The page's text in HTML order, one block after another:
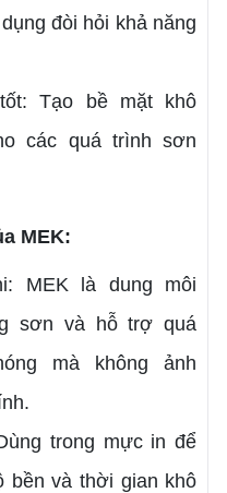
đòi hỏi khả năng
Tạo bề mặt khô
các quá trình sơn
MEK:
MEK là dung môi
sơn và hỗ trợ quá
mà không ảnh
trong mực in để
bền và thời gian khô